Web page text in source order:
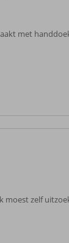
met
moest zelf